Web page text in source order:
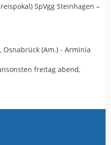
SpVgg Steinhagen –
Osnabrück (Am.) - Arminia
freitag abend,